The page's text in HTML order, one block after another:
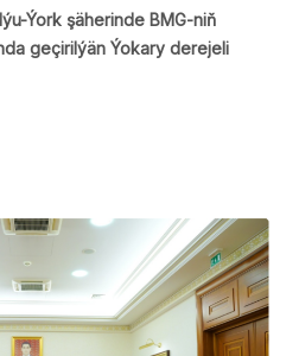
Ýork şäherinde BMG-niň
geçirilýän Ýokary derejeli